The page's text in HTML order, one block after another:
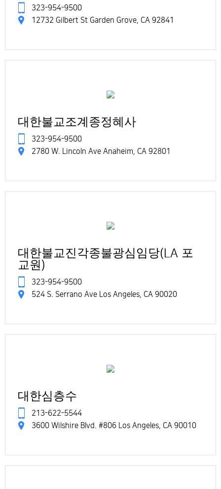
323-954-9500
12732 Gilbert St Garden Grove, CA 92841
대한불교조계종정혜사
323-954-9500
2780 W. Lincoln Ave Anaheim, CA 92801
대한불교진각종불광심임당(LA 포
교원)
323-954-9500
524 S. Serrano Ave Los Angeles, CA 90020
대한심층수
213-622-5544
3600 Wilshire Blvd. #806 Los Angeles, CA 90010